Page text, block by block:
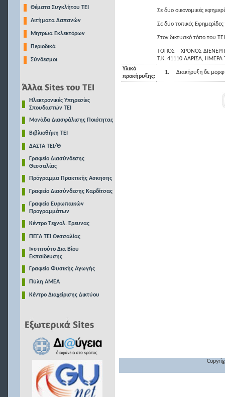
Θέματα Συγκλήτου ΤΕΙ
Αιτήματα Δαπανών
Μητρώα Εκλεκτόρων
Περιοδικά
Σύνδεσμοι
Ηλεκτρονικές Υπηρεσίες
Σπουδαστών ΤΕΙ
Μονάδα Διασφάλισης Ποιότητας
Βιβλιοθήκη ΤΕΙ
ΔΑΣΤΑ ΤΕΙ/Θ
Γραφείο Διασύνδεσης
Θεσσαλίας
Πρόγραμμα Πρακτικής Ασκησης
Γραφείο Διασύνδεσης Καρδίτσας
Γραφείο Ευρωπαικών
Προγραμμάτων
Κέντρο Τεχνολ. Έρευνας
ΠΕΓΑ ΤΕΙ Θεσσαλίας
Ινστιτούτο Δια Βίου
Εκπαίδευσης
Γραφείο Φυσικής Αγωγής
Πύλη ΑΜΕΑ
Κέντρο Διαχείρισης Δικτύου
Σε δύο οικονομικές
Σε δύο τοπικές
Στον δικτυακό τόπο του
ΤΟΠΟΣ – ΧΡΟΝΟΣ
Τ.Κ. 41110 ΛΑΡΙΣΑ, ΗΜΕΡΑ
Υλικό
προκήρυξης:
1. Διακήρυξη δε